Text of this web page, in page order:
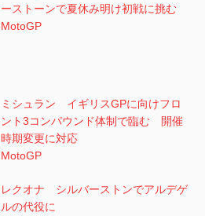
ーストーンで夏休み明け初戦に挑む
MotoGP
ミシュラン イギリスGPに向けフロ
ント3コンパウンド体制で臨む 開催
時期変更に対応
MotoGP
レクオナ シルバーストンでアルデゲ
ルの代役に